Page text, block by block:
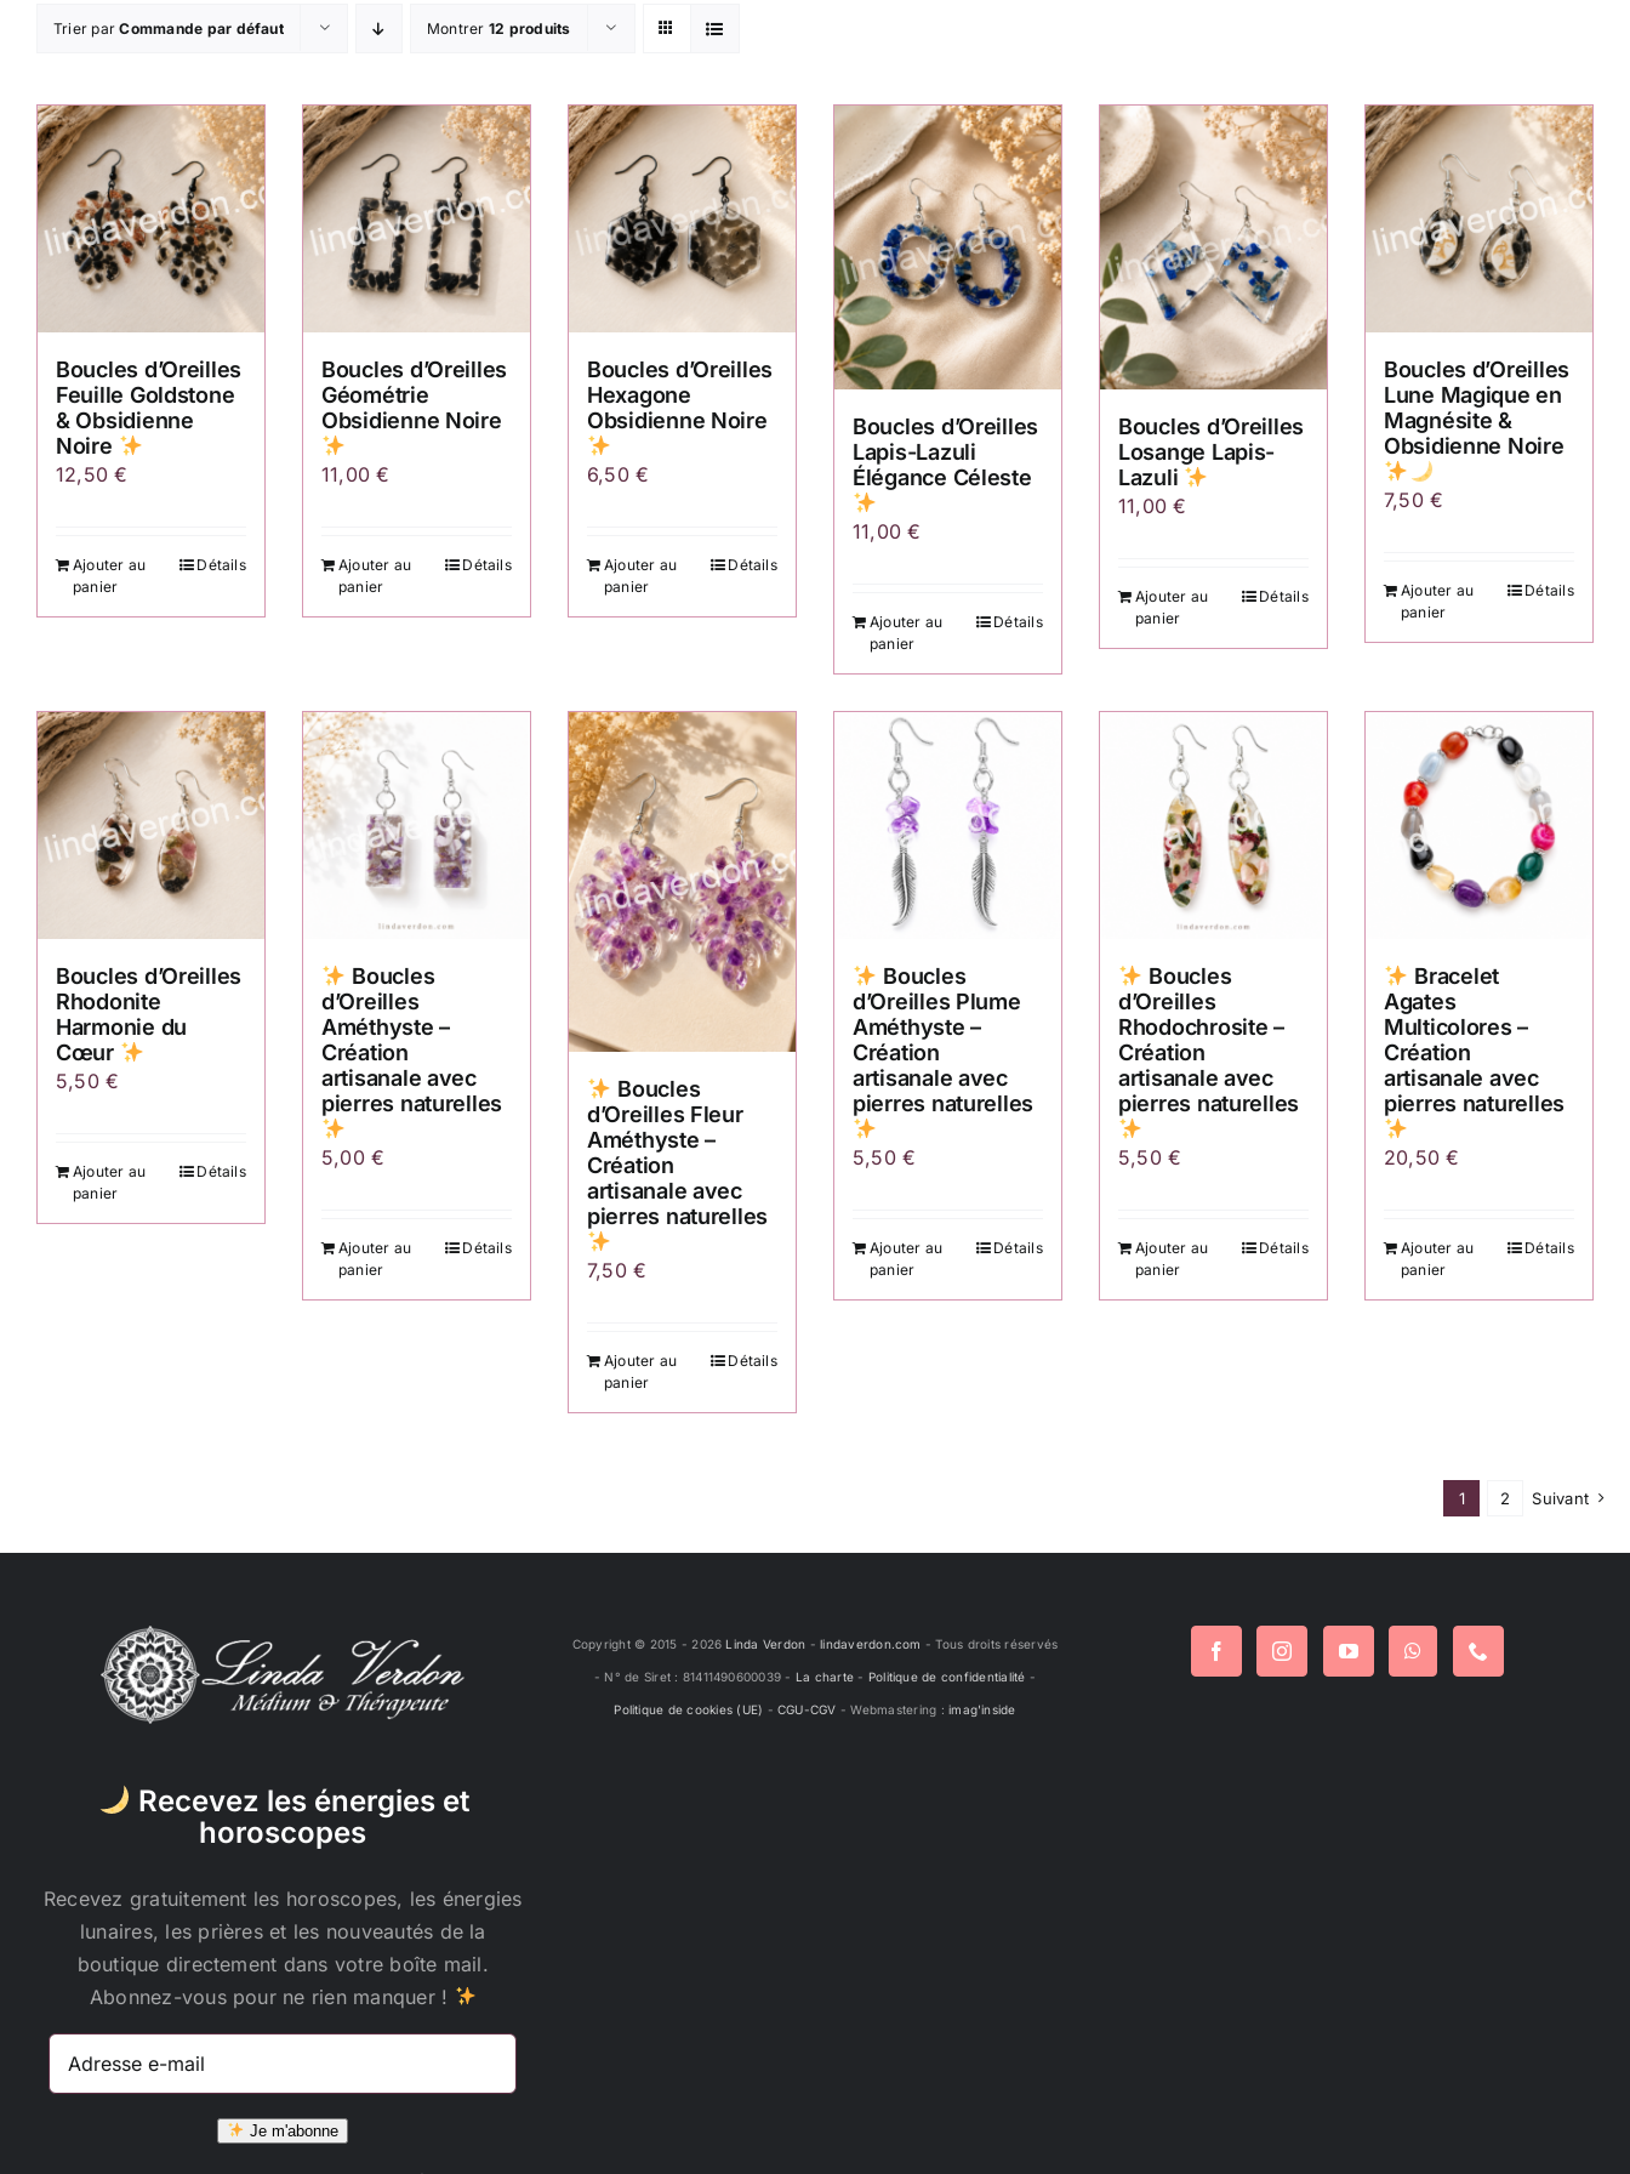
Trier parCommande par défaut Montrer 12 produits
Boucles d’Oreilles
Feuille Goldstone
& Obsidienne
Noire
12,50€
Ajouter au
panier
Détails
Boucles d’Oreilles
Géométrie
Obsidienne Noire
11,00€
Ajouter au
panier
Détails
Boucles d’Oreilles
Hexagone
Obsidienne Noire
6,50€
Ajouter au
panier
Détails
Boucles d’Oreilles
Lapis-Lazuli
Élégance Céleste
11,00€
Ajouter au
panier
Détails
Boucles d’Oreilles
Losange Lapis-
Lazuli
11,00€
Ajouter au
panier
Détails
Boucles d’Oreilles
Lune Magique en
Magnésite &
Obsidienne Noire
7,50€
Ajouter au
panier
Détails
Boucles d’Oreilles
Rhodonite
Harmonie du
Cœur
5,50€
Ajouter au
panier
Détails
Boucles
d’Oreilles
Améthyste –
Création
artisanale avec
pierres naturelles
5,00€
Ajouter au
panier
Détails
Boucles
d’Oreilles Fleur
Améthyste –
Création
artisanale avec
pierres naturelles
7,50€
Ajouter au
panier
Détails
Boucles
d’Oreilles Plume
Améthyste –
Création
artisanale avec
pierres naturelles
5,50€
Ajouter au
panier
Détails
Boucles
d’Oreilles
Rhodochrosite –
Création
artisanale avec
pierres naturelles
5,50€
Ajouter au
panier
Détails
Bracelet
Agates
Multicolores –
Création
artisanale avec
pierres naturelles
20,50€
Ajouter au
panier
Détails
1 2 Suivant
Recevez les énergies et
horoscopes
Recevez gratuitement les horoscopes, les énergies
lunaires, les prières et les nouveautés de la
boutique directement dans votre boîte mail.
Abonnez-vous pour ne rien manquer !
Adresse
Je m'abonne
Copyright © 2015 - 2026 Linda Verdon -lindaverdon.com - Tous droits réservés
- N° de Siret : 81411490600039 - La charte - Politique de confidentialité -
Politique de cookies (UE) -CGU-CGV - Webmastering :imag'inside